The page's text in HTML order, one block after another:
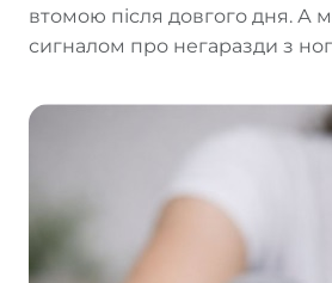
втомою після довгого дня. А
сигналом про негаразди з